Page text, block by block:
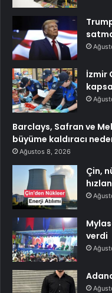
İzmir
Barclays, Safran ve
büyüme kaldıracı
Ağustos 8, 2026
Çin,
verdi